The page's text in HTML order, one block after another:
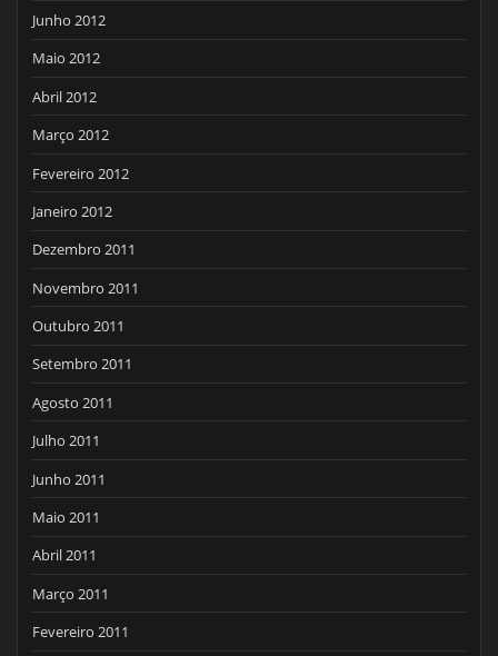
Junho 2012
Maio 2012
Abril 2012
Março 2012
Fevereiro 2012
Janeiro 2012
Dezembro 2011
Novembro 2011
Outubro 2011
Setembro 2011
Agosto 2011
Julho 2011
Junho 2011
Maio 2011
Abril 2011
Março 2011
Fevereiro 2011